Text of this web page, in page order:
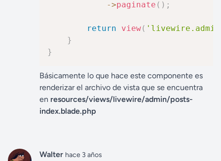
->paginate ( ) ;
return view(
}
}
Básicamente lo que hace este componente es
renderizar el archivo de vista que se encuentra
en resources/views/livewire/admin/posts-
index.blade.php
Walter hace 3 años